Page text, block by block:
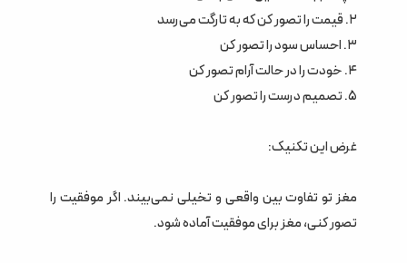
۲. قیمت را تصور کن که به تارگت می‌رسد
۳. احساس سود را تصور کن
۴. خودت را در حالت آرام تصور کن
۵. تصمیم درست را تصور کن
غرض این تکنیک:
مغز تو تفاوت بین واقعی و تخیلی نمی‌بیند. اگر موفقیت را
تصور کنی، مغز برای موفقیت آماده شود.